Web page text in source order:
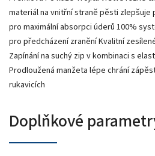
materiál na vnitřní straně pěsti
pro maximální absorpci úderů 100%
pro předcházení zranění Kvalitní
Zapínání na suchý zip v kombinaci s
Prodloužená manžeta lépe chrání
rukavicích
Doplňkové